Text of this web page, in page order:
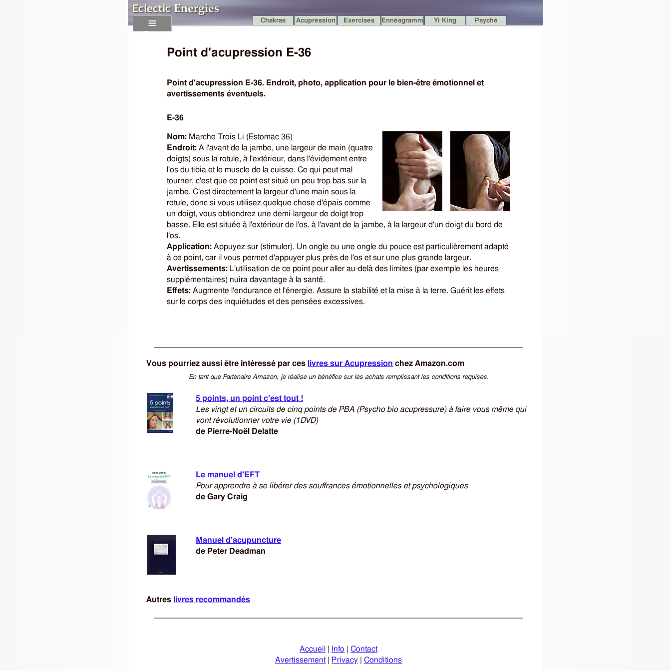
Chakras Acupression Exercises Ennéagramme Yi King Psyché
Point d'acupression E-36
Point d'acupression E-36. Endroit, photo, application pour le bien-être émotionnel et
avertissements éventuels.
E-36
Nom: Marche Trois Li (Estomac 36)
Endroit: A l'avant de la jambe, une largeur de main (quatre
doigts) sous la rotule, à l'extérieur, dans l'évidement entre
l'os du tibia et le muscle de la cuisse. Ce qui peut mal
tourner, c'est que ce point est situé un peu trop bas sur la
jambe. C'est directement la largeur d'une main sous la
rotule, donc si vous utilisez quelque chose d'épais comme
un doigt, vous obtiendrez une demi-largeur de doigt trop
basse. Elle est située à l'extérieur de l'os, à l'avant de la jambe, à la largeur d'un doigt du bord de
l'os.
Application: Appuyez sur (stimuler). Un ongle ou une ongle du pouce est particulièrement adapté
à ce point, car il vous permet d'appuyer plus près de l'os et sur une plus grande largeur.
Avertissements: L'utilisation de ce point pour aller au-delà des limites (par exemple les heures
supplémentaires) nuira davantage à la santé.
Effets: Augmente l'endurance et l'énergie. Assure la stabilité et la mise à la terre. Guérit les effets
sur le corps des inquiétudes et des pensées excessives.
Vous pourriez aussi être intéressé par ces livres sur Acupression chez Amazon.com
En tant que Partenaire Amazon, je réalise un bénéfice sur les achats remplissant les conditions requises.
5 points, un point c'est tout !
Les vingt et un circuits de cinq points de PBA (Psycho bio acupressure) à faire vous même qui
vont révolutionner votre vie (1DVD)
de Pierre-Noël Delatte
Le manuel d'EFT
Pour apprendre à se libérer des souffrances émotionnelles et psychologiques
de Gary Craig
Manuel d'acupuncture
de Peter Deadman
Autres livres recommandés
Accueil Info
Contact
Avertissement| Privacy Conditions